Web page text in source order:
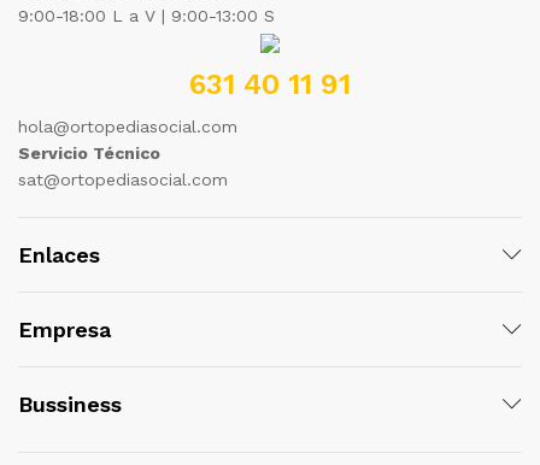
9:00-18:00 L a V | 9:00-13:00 S
631 40 11 91
hola@ortopediasocial.com
Servicio Técnico
sat@ortopediasocial.com
Enlaces
Empresa
Bussiness